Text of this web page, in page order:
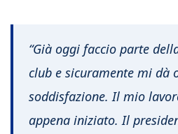
“Già oggi faccio parte
club e sicuramente mi dà
soddisfazione. Il mio
appena iniziato. Il